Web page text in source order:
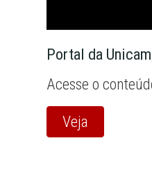
Portal da
Acesse o
Veja